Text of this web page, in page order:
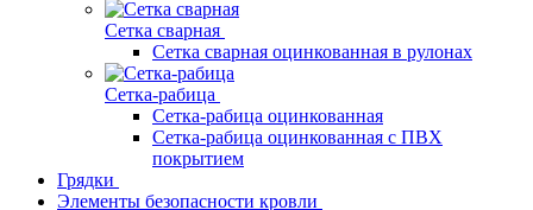
Сетка сварная
Сетка сварная оцинкованная в рулонах
Сетка-рабица
Сетка-рабица оцинкованная
Сетка-рабица оцинкованная с ПВХ
покрытием
Грядки
Элементы безопасности кровли